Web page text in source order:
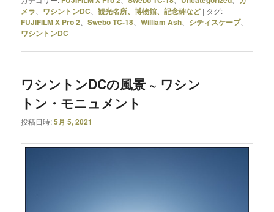
メラ
ワシントンDC 、観光名所、博物館、記念碑など | タグ:
FUJIFILM X Pro 2 、Swebo TC-18 、William Ash シティスケープ、
ワシントンDC
ワシントンDCの風景 ~ ワシン
トン・モニュメント
投稿日時:5月 5, 2021